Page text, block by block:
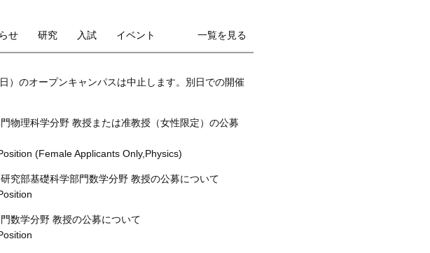
せ 研究 入試 イベント 一覧を見る
）のオープンキャンパスは中止します。別日での開催
物理科学分野 教授または准教授（⼥性限定）の公募
(Female Applicants Only,Physics)
究部基礎科学部門数学分野 教授の公募について
数学分野 教授の公募について